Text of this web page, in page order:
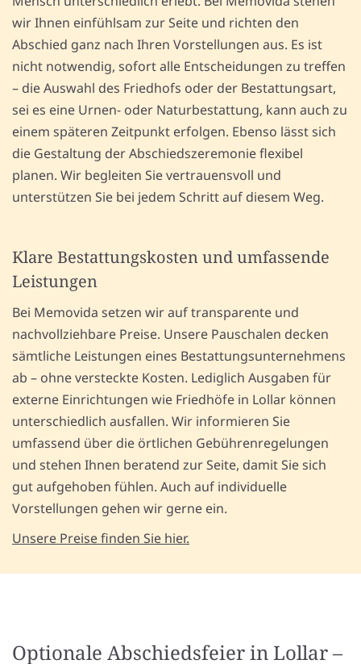
wir Ihnen einfühlsam zur Seite und richten den
Abschied ganz nach Ihren Vorstellungen aus. Es ist
nicht notwendig, sofort alle Entscheidungen zu treffen
– die Auswahl des Friedhofs oder der Bestattungsart,
sei es eine Urnen- oder Naturbestattung, kann auch zu
einem späteren Zeitpunkt erfolgen. Ebenso lässt sich
die Gestaltung der Abschiedszeremonie flexibel
planen. Wir begleiten Sie vertrauensvoll und
unterstützen Sie bei jedem Schritt auf diesem Weg.
Klare Bestattungskosten und umfassende
Leistungen
Bei Memovida setzen wir auf transparente und
nachvollziehbare Preise. Unsere Pauschalen decken
sämtliche Leistungen eines Bestattungsunternehmens
ab – ohne versteckte Kosten. Lediglich Ausgaben für
externe Einrichtungen wie Friedhöfe in Lollar können
unterschiedlich ausfallen. Wir informieren Sie
umfassend über die örtlichen Gebührenregelungen
und stehen Ihnen beratend zur Seite, damit Sie sich
gut aufgehoben fühlen. Auch auf individuelle
Vorstellungen gehen wir gerne ein.
Unsere Preise finden Sie hier.
Optionale Abschiedsfeier in Lollar –